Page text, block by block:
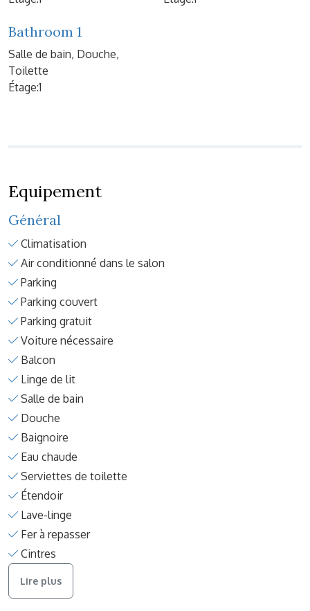
Bathroom 1
Salle de bain, Douche,
Toilette
Étage:1
Equipement
Général
Climatisation
Air conditionné dans le salon
Parking
Parking couvert
Parking gratuit
Voiture nécessaire
Balcon
Linge de lit
Salle de bain
Douche
Baignoire
Eau chaude
Serviettes de toilette
Étendoir
Lave-linge
Fer à repasser
Cintres
Lire plus